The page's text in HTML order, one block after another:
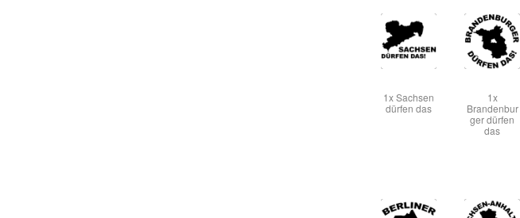
1x Sachsen
dürfen das
1x
Brandenbur
ger dürfen
das